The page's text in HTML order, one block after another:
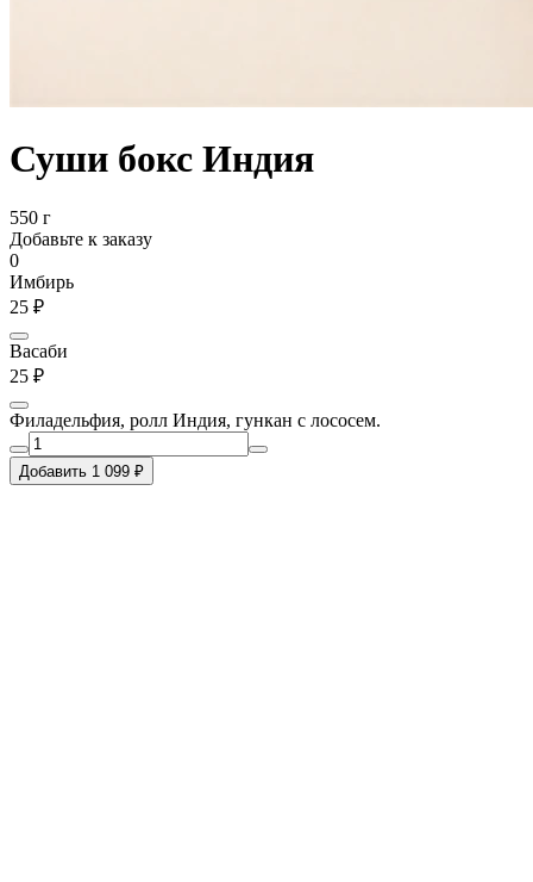
Суши бокс Индия
550 г
Добавьте к заказу
0
Имбирь
25 ₽
Васаби
25 ₽
Филадельфия, ролл Индия, гункан с лососем.
Добавить 1 099 ₽